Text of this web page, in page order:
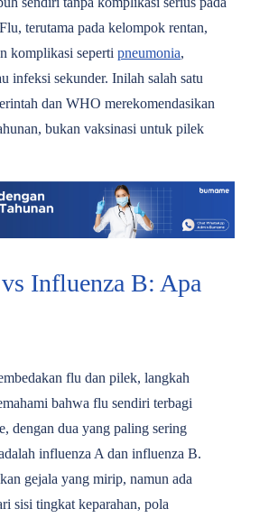
terutama pada kelompok rentan,
komplikasi seperti pneumonia,
infeksi sekunder. Inilah salah satu
dan WHO merekomendasikan
bukan vaksinasi untuk pilek
Influenza B: Apa
flu dan pilek, langkah
bahwa flu sendiri terbagi
dengan dua yang paling sering
influenza A dan influenza B.
gejala yang mirip, namun ada
sisi tingkat keparahan, pola